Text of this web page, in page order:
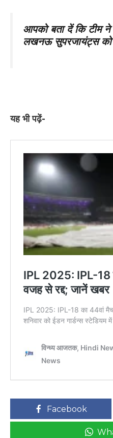
आपको बता दें कि टीम
लखनऊ सुपरजायंट्स को
यह भी पढ़ें-
Facebook